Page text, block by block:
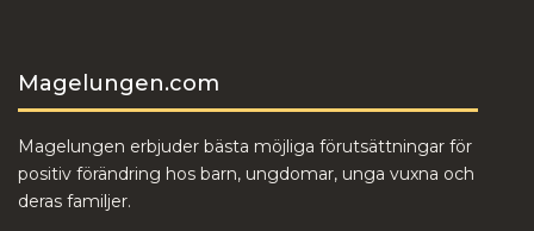
Magelungen.com
Magelungen erbjuder bästa möjliga förutsättningar för
positiv förändring hos barn, ungdomar, unga vuxna och
deras familjer.